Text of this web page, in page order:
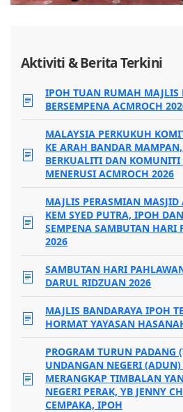
Aktiviti & Berita Terkini
IPOH TUAN RUMAH
BERSEMPENA ACMROCH
MALAYSIA PERKUKUH
KE ARAH BANDAR
BERKUALITI DAN KOMUNITI
MENERUSI ACMROCH 2026
MAJLIS PERASMIAN
KEM SYED PUTRA, IPOH
SEMPENA SAMBUTAN HARI
2026
SAMBUTAN HARI
DARUL RIDZUAN 2026
MAJLIS BANDARAYA IPOH
HORMAT YAYASAN
PROGRAM TURUN PADANG
UNDANGAN NEGERI
MERANGKAP TIMBALAN
NEGERI PERAK, YB JENNY
CEMPAKA, IPOH